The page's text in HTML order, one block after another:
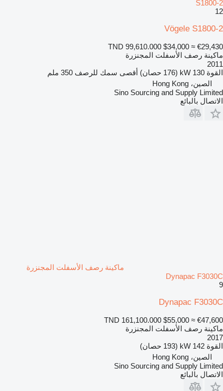
S1800-2
12
Vögele S1800-2
TND 99,610.000 $34,000 ≈ €29,430
ماكينة رصف الأسفلت المجنزرة
2011
القوة 130 kW (176 حصان) أقصى سمك للرصف 350 ملم
الصين، Hong Kong
Sino Sourcing and Supply Limited
الاتصال بالبائع
ماكينة رصف الأسفلت المجنزرة
Dynapac F3030C
9
Dynapac F3030C
TND 161,100.000 $55,000 ≈ €47,600
ماكينة رصف الأسفلت المجنزرة
2017
القوة 142 kW (193 حصان)
الصين، Hong Kong
Sino Sourcing and Supply Limited
الاتصال بالبائع